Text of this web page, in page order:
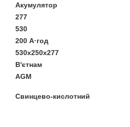
Акумулятор
277
530
200 А·год
530х250х277
В'єтнам
AGM
Свинцево-кислотний